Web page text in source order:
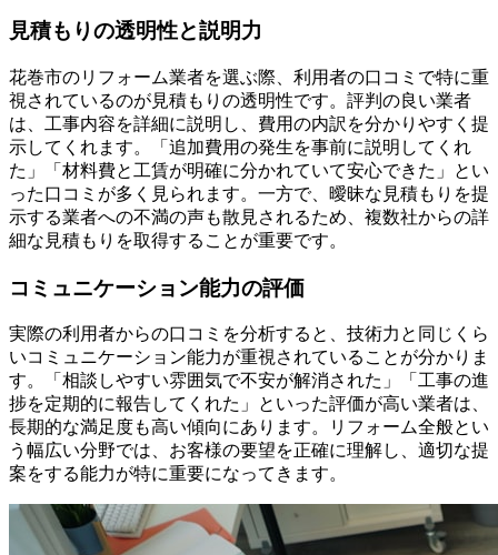
見積もりの透明性と説明力
花巻市のリフォーム業者を選ぶ際、利用者の口コミで特に重
視されているのが見積もりの透明性です。評判の良い業者
は、工事内容を詳細に説明し、費用の内訳を分かりやすく提
示してくれます。「追加費用の発生を事前に説明してくれ
た」「材料費と工賃が明確に分かれていて安心できた」とい
った口コミが多く見られます。一方で、曖昧な見積もりを提
示する業者への不満の声も散見されるため、複数社からの詳
細な見積もりを取得することが重要です。
コミュニケーション能力の評価
実際の利用者からの口コミを分析すると、技術力と同じくら
いコミュニケーション能力が重視されていることが分かりま
す。「相談しやすい雰囲気で不安が解消された」「工事の進
捗を定期的に報告してくれた」といった評価が高い業者は、
長期的な満足度も高い傾向にあります。リフォーム全般とい
う幅広い分野では、お客様の要望を正確に理解し、適切な提
案をする能力が特に重要になってきます。